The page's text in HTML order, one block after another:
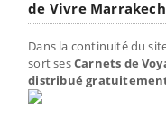
de Vivre Marrakech
Dans la continuité du
sort sesCarnets de
distribué